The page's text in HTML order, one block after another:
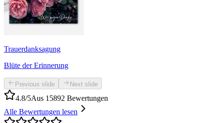
Trauerdanksagung
Blüte der Erinnerung
Previous slide Next slide
4.8/5Aus 15892 Bewertungen
Alle Bewertungen lesen